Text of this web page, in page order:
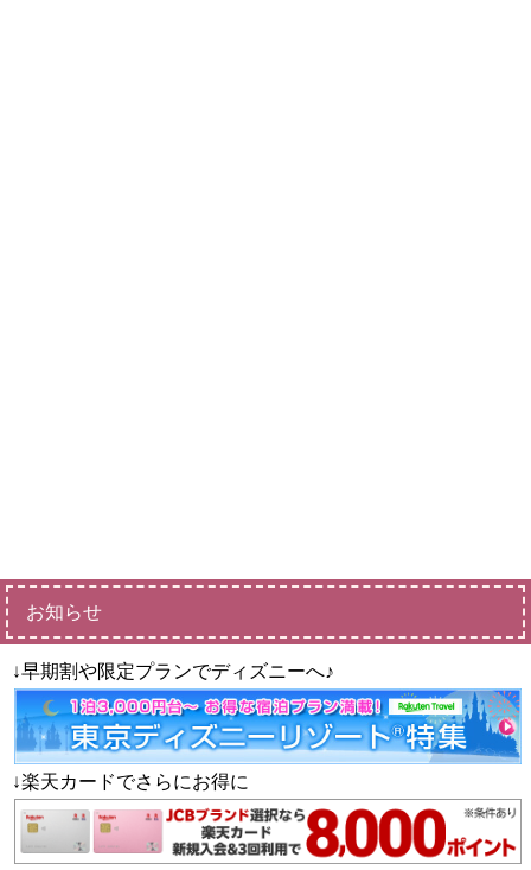
お知らせ
↓早期割や限定プランでディズニーへ♪
↓楽天カードでさらにお得に